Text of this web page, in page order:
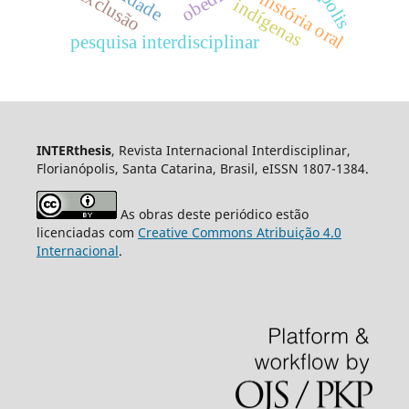
indígenas
pesquisa interdisciplinarhistória oral
INTERthesis, Revista Internacional Interdisciplinar,
Florianópolis, Santa Catarina, Brasil, eISSN 1807-1384.
As obras deste periódico estão
licenciadas com Creative Commons Atribuição 4.0
Internacional.